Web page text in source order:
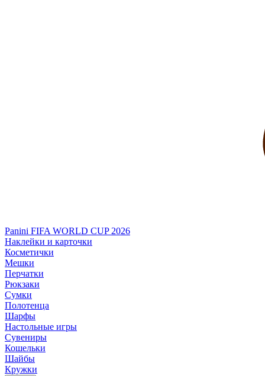
Panini FIFA WORLD CUP 2026
Наклейки и карточки
Косметички
Мешки
Перчатки
Рюкзаки
Сумки
Полотенца
Шарфы
Настольные игры
Сувениры
Кошельки
Шайбы
Кружки